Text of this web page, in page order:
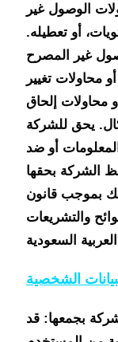
الوصول غير
أو تعطيله.
غير المصرح
محاولات تغيير
محاولات إلحاق
يحق للشركة
المعلومات أو ضد
الشركة بحقها
بموجب قانون
والتشريعات
الشخصية
بجمعها: قد